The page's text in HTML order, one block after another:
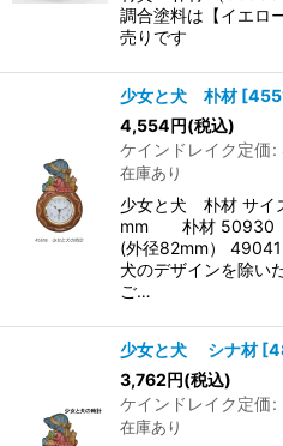
調合塗料は【イエロ
売りです
少女と犬 朴材 [
4,554円(税込)
ケインドレイク定価:
在庫あり
少女と犬 朴材 サイ
mm 朴材 50930
(外径82mm）
犬のデザインを除い
ご…
少女と犬 シナ材 [
3,762円(税込)
ケインドレイク定価:
在庫あり